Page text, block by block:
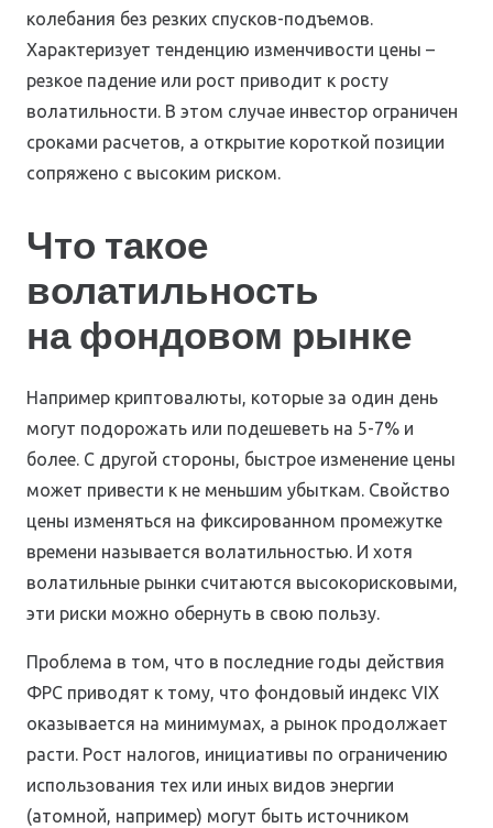
колебания без резких спусков-подъемов.
Характеризует тенденцию изменчивости цены –
резкое падение или рост приводит к росту
волатильности. В этом случае инвестор ограничен
сроками расчетов, а открытие короткой позиции
сопряжено с высоким риском.
Что такое
волатильность
на фондовом рынке
Например криптовалюты, которые за один день
могут подорожать или подешеветь на 5-7% и
более. С другой стороны, быстрое изменение цены
может привести к не меньшим убыткам. Свойство
цены изменяться на фиксированном промежутке
времени называется волатильностью. И хотя
волатильные рынки считаются высокорисковыми,
эти риски можно обернуть в свою пользу.
Проблема в том, что в последние годы действия
ФРС приводят к тому, что фондовый индекс VIX
оказывается на минимумах, а рынок продолжает
расти. Рост налогов, инициативы по ограничению
использования тех или иных видов энергии
(атомной, например) могут быть источником